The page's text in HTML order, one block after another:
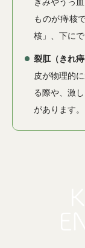
ものが痔核
核」、下に
裂肛（きれ痔
皮が物理的
る際や、激
があります。